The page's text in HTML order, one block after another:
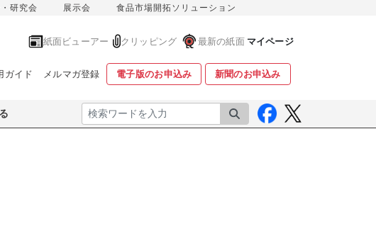
研究会 展示会 食品市場開拓ソリューション
紙面ビューアー クリッピング 最新の紙面 マイページ
ガイド メルマガ登録 電子版のお申込み 新聞のお申込み
検索